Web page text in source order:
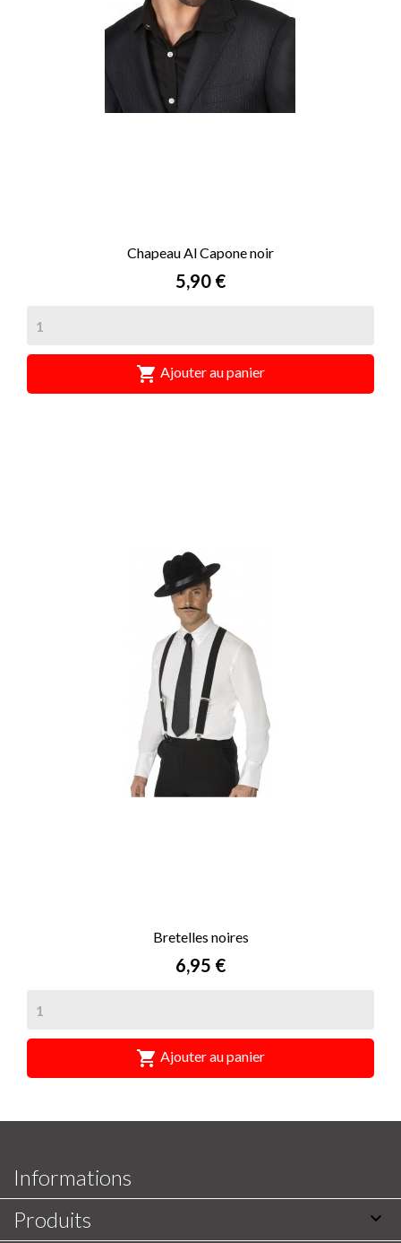
Chapeau Al Capone noir
Prix
5,90 €
 Ajouter au panier
Bretelles noires
Prix
6,95 €
 Ajouter au panier
Informations
Produits
